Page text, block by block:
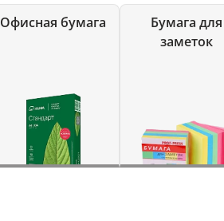
Офисная бумага
Бумага для
заметок